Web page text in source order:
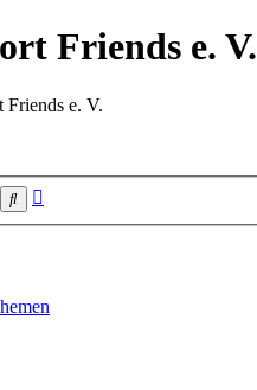
Friends e. V.
Friends e. V.
Suche